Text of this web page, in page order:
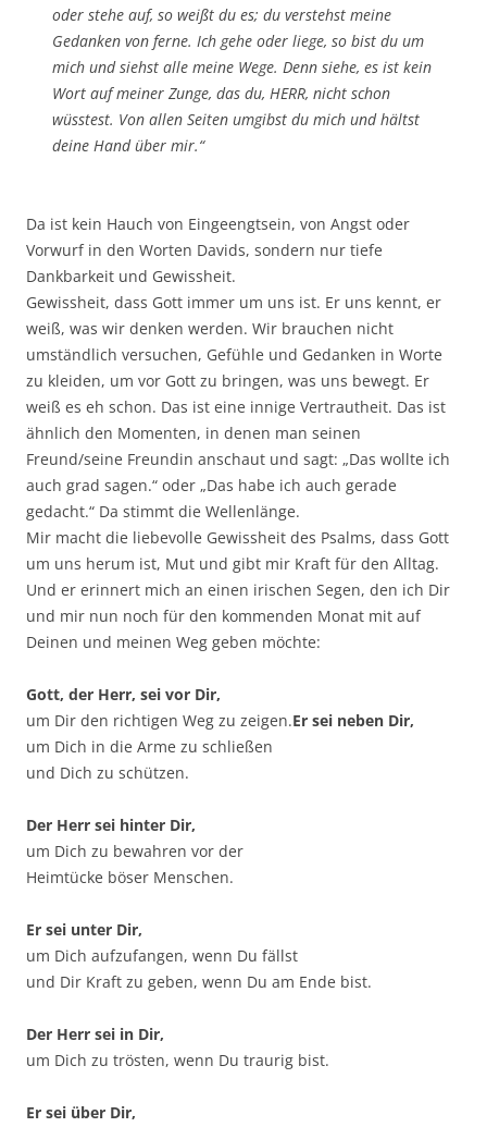
oder stehe auf, so weißt du es; du verstehst meine
Gedanken von ferne. Ich gehe oder liege, so bist du um
mich und siehst alle meine Wege. Denn siehe, es ist kein
Wort auf meiner Zunge, das du, HERR, nicht schon
wüsstest. Von allen Seiten umgibst du mich und hältst
deine Hand über mir.“
Da ist kein Hauch von Eingeengtsein, von Angst oder
Vorwurf in den Worten Davids, sondern nur tiefe
Dankbarkeit und Gewissheit.
Gewissheit, dass Gott immer um uns ist. Er uns kennt, er
weiß, was wir denken werden. Wir brauchen nicht
umständlich versuchen, Gefühle und Gedanken in Worte
zu kleiden, um vor Gott zu bringen, was uns bewegt. Er
weiß es eh schon. Das ist eine innige Vertrautheit. Das ist
ähnlich den Momenten, in denen man seinen
Freund/seine Freundin anschaut und sagt: „Das wollte ich
auch grad sagen.“ oder „Das habe ich auch gerade
gedacht.“ Da stimmt die Wellenlänge.
Mir macht die liebevolle Gewissheit des Psalms, dass Gott
um uns herum ist, Mut und gibt mir Kraft für den Alltag.
Und er erinnert mich an einen irischen Segen, den ich Dir
und mir nun noch für den kommenden Monat mit auf
Deinen und meinen Weg geben möchte:
Gott, der Herr, sei vor Dir,
um Dir den richtigen Weg zu zeigen.Er sei neben Dir,
um Dich in die Arme zu schließen
und Dich zu schützen.
Der Herr sei hinter Dir,
um Dich zu bewahren vor der
Heimtücke böser Menschen.
Er sei unter Dir,
um Dich aufzufangen, wenn Du fällst
und Dir Kraft zu geben, wenn Du am Ende bist.
Der Herr sei in Dir,
um Dich zu trösten, wenn Du traurig bist.
Er sei über Dir,